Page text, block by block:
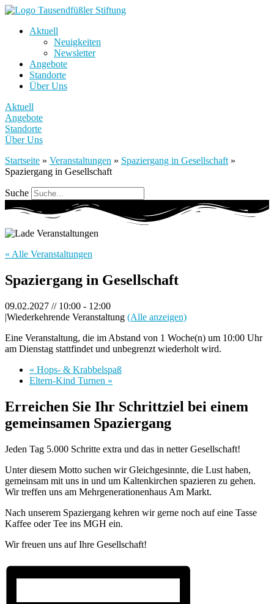
Aktuell
Neuigkeiten
Newsletter
Angebote
Standorte
Über Uns
Aktuell
Angebote
Standorte
Über Uns
Startseite » Veranstaltungen » Spaziergang in Gesellschaft »
Spaziergang in Gesellschaft
Suche
« Alle Veranstaltungen
Spaziergang in Gesellschaft
09.02.2027 // 10:00 - 12:00
|Wiederkehrende Veranstaltung (Alle anzeigen)
Eine Veranstaltung, die im Abstand von 1 Woche(n) um 10:00 Uhr
am Dienstag stattfindet und unbegrenzt wiederholt wird.
« Hops- & Krabbelspaß
Eltern-Kind Turnen »
Erreichen Sie Ihr Schrittziel bei einem
gemeinsamen Spaziergang
Jeden Tag 5.000 Schritte extra und das in netter Gesellschaft!
Unter diesem Motto suchen wir Gleichgesinnte, die Lust haben,
gemeinsam mit uns in und um Kaltenkirchen spazieren zu gehen.
Wir treffen uns am Mehrgenerationenhaus Am Markt.
Nach unserem Spaziergang kehren wir gerne noch auf eine Tasse
Kaffee oder Tee ins MGH ein.
Wir freuen uns auf Ihre Gesellschaft!